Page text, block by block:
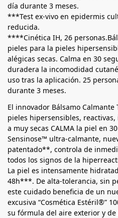
día durante 3 meses.
***Test ex-vivo en epidermis
reducida.
****Cinética IH, 26
pieles para la pieles
alégicas secas. Calma en 30
duradera la incomodidad
uso tras la aplicación. 25
durante 3 meses.
El innovador Bálsamo
pieles hipersensibles,
a muy secas CALMA la piel en
Sensinose™ ultra-calmante,
patentado**, controla de
todos los signos de la
La piel es intensamente
48h***. De alta-tolerancia, sin
este cuidado beneficia de un
excusiva “Cosmética Estéril®”
su fórmula del aire exterior y de